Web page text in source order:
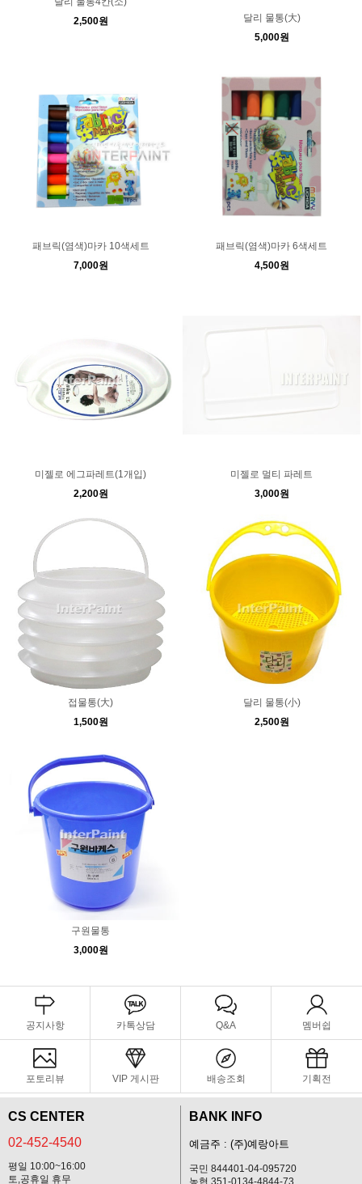
2,500원
달리 물통(大)
5,000원
패브릭(염색)마카 10색세트
7,000원
패브릭(염색)마카 6색세트
4,500원
미젤로 에그파레트(1개입)
2,200원
미젤로 멀티 파레트
3,000원
접물통(大)
1,500원
달리 물통(小)
2,500원
구원물통
3,000원
공지사항 카톡상담 Q&A 멤버쉽
포토리뷰 VIP 게시판 배송조회 기획전
CS CENTER
02-452-4540
평일 10:00~16:00
토,공휴일 휴무
BANK INFO
예금주 : (주)예랑아트
국민 844401-04-095720
농협 351-0134-4844-73